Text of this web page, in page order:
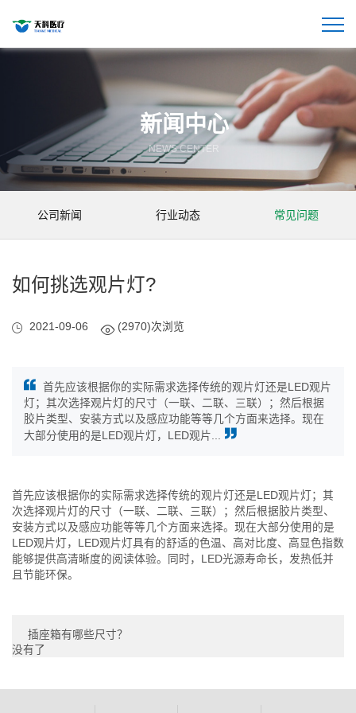
新闻中心
NEWS CENTER
公司新闻 行业动态 常见问题
如何挑选观片灯?
2021-09-06 (2970)次浏览
首先应该根据你的实际需求选择传统的观片灯还是LED观片
灯；其次选择观片灯的尺寸（一联、二联、三联）；然后根据
胶片类型、安装方式以及感应功能等等几个方面来选择。现在
大部分使用的是LED观片灯，LED观片...
首先应该根据你的实际需求选择传统的观片灯还是LED观片灯；其
次选择观片灯的尺寸（一联、二联、三联）；然后根据胶片类型、
安装方式以及感应功能等等几个方面来选择。现在大部分使用的是
LED观片灯，LED观片灯具有的舒适的色温、高对比度、高显色指数
能够提供高清晰度的阅读体验。同时，LED光源寿命长，发热低并
且节能环保。
插座箱有哪些尺寸？
没有了